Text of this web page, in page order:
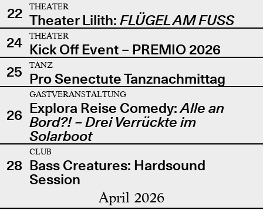
22
THEATER
Theater Lilith: FLÜGEL AM FUSS
24
THEATER
Kick Off Event – PREMIO 2026
25
TANZ
Pro Senectute Tanznachmittag
26
GASTVERANSTALTUNG
Explora Reise Comedy:Alle an
Bord?! – Drei Verrückte im
Solarboot
28
CLUB
Bass Creatures: Hardsound
Session
April 2026